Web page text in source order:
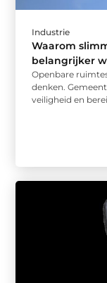
Industrie
Waarom
belangrijker
Openbare
denken.
veiligheid en